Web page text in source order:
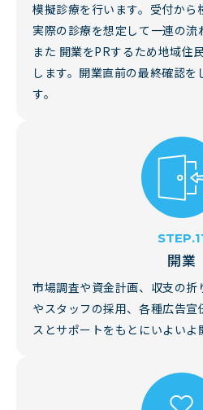
模擬診療を行います。受付から
実際の診療を想定して一連の流
また 開業をPRするため地域住
します。開業直前の最終確認を
す。
開業
市場調査や資金計画、収支の
やスタッフの採用、各種広告宣
スとサポートをもとにいよいよ